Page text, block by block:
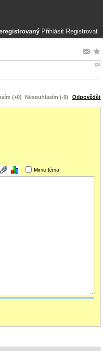
Přihlásit Registrovat
#4
(+0) Nesouhlasím (-0) Odpovědět
Mimo téma